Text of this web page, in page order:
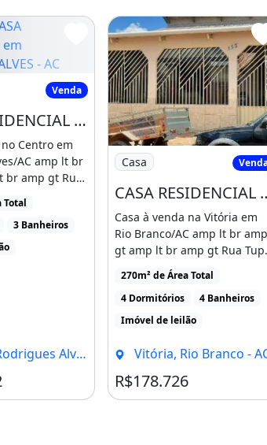
RESIDENCIAL em RODRIGUES ALVES - AC
Venda
CASA RESIDENCIAL em RODRIGUES ALVES - AC, Centro
Centro em
AC amp lt br
br amp gt Rua
[...]
Total
3 Banheiros
Alves - AC
Imagem: CASA
Casa
CASA
Casa à venda na Vitória em
Rio Branco/AC amp lt br amp
gt amp lt br amp gt Rua Tupi
Guarani, 153, [...]
270m² de Área Total
4 Dormitórios
4 Banheiros
Imóvel de leilão
Vitória, Rio Branco -
R$178.726